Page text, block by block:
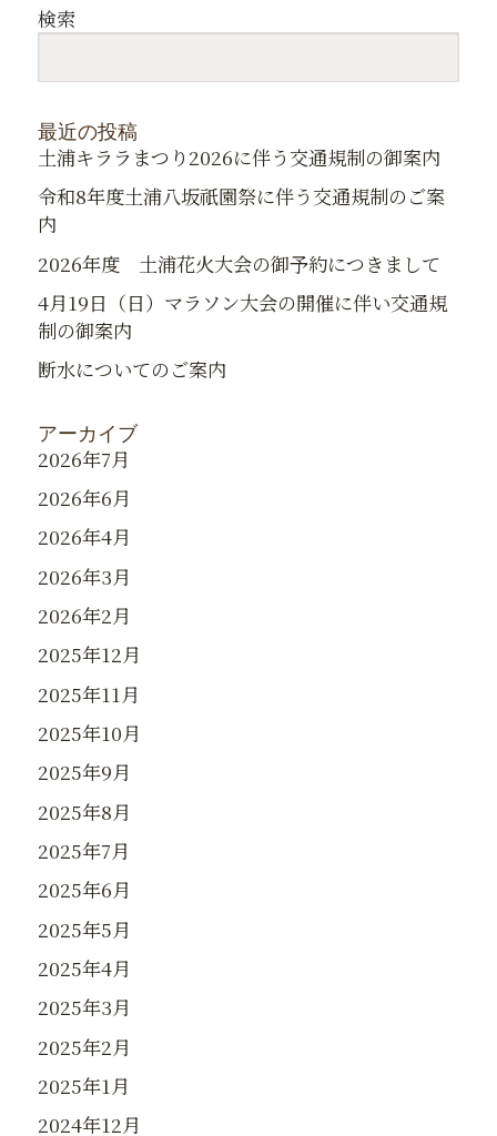
検索
最近の投稿
土浦キララまつり2026に伴う交通規制の御案内
令和8年度土浦八坂祇園祭に伴う交通規制のご案
内
2026年度 土浦花火大会の御予約につきまして
4月19日（日）マラソン大会の開催に伴い交通規
制の御案内
断水についてのご案内
アーカイブ
2026年7月
2026年6月
2026年4月
2026年3月
2026年2月
2025年12月
2025年11月
2025年10月
2025年9月
2025年8月
2025年7月
2025年6月
2025年5月
2025年4月
2025年3月
2025年2月
2025年1月
2024年12月